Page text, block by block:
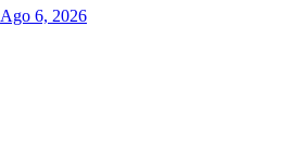
Ago 6, 2026